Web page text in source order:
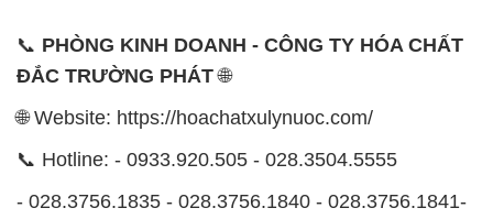
📞 PHÒNG KINH DOANH - CÔNG TY HÓA CHẤT
ĐẮC TRƯỜNG PHÁT🌐
🌐 Website: https://hoachatxulynuoc.com/
📞 Hotline: - 0933.920.505 - 028.3504.5555
- 028.3756.1835 - 028.3756.1840 - 028.3756.1841-